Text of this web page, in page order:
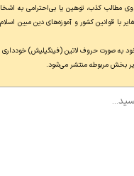
سماح ثبت‌نام کرده‌اند.
مطالب کذب، توهین یا بی‌احترامی به
با قوانین کشور و آموزه‌های دین مبین
به صورت حروف لاتین (فینگیلیش) خودداری
بخش مربوطه منتشر می‌شود.